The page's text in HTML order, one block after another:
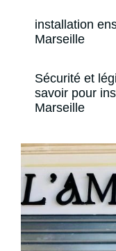
installation
Marseille
Sécurité et
savoir pour
Marseille